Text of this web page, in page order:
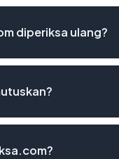
diperiksa ulang?